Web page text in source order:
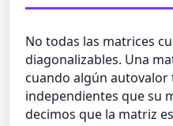
No todas las matrices
diagonalizables. Una
cuando algún
independientes que su
decimos que la matriz